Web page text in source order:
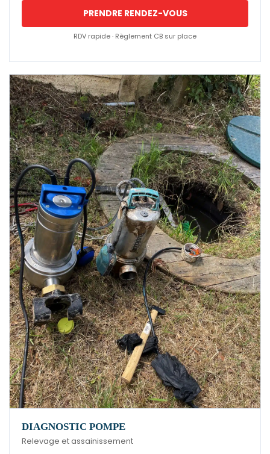
PRENDRE RENDEZ-VOUS
RDV rapide · Règlement CB sur place
DIAGNOSTIC POMPE
Relevage et assainissement